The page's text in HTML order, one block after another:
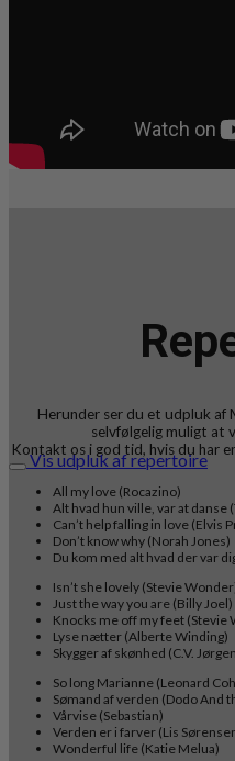
Herunder ser du et udpluk af
selvfølgelig muligt at
Kontakt os i god tid, hvis du har
Vis udpluk af repertoire
All my love (Rocazino)
Alt hvad hun ville, var at danse
Can’t help falling in love (Elvis
Don’t know why (Norah Jones)
Du kom med alt hvad der var
Isn’t she lovely (Stevie
Just the way you are (Billy Joel)
Knocks me off my feet (Stevie
Lyse nætter (Alberte Winding)
Skygger af skønhed (C.V.
So long Marianne (Leonard
Sømand af verden (Dodo And
Vårvise (Sebastian)
Verden er i farver (Lis
Wonderful life (Katie Melua)